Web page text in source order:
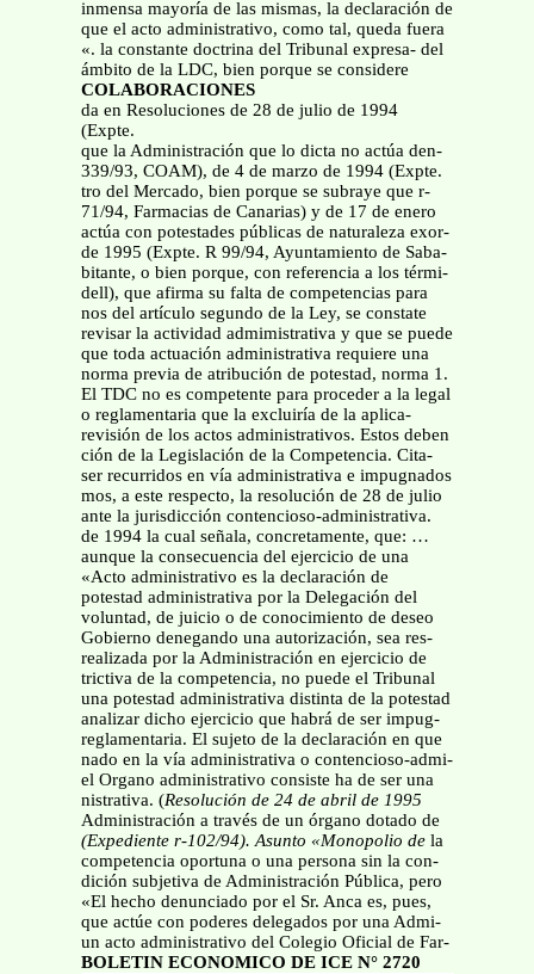
inmensa mayoría de las mismas, la declaración de
que el acto administrativo, como tal, queda fuera
«. la constante doctrina del Tribunal expresa- del
ámbito de la LDC, bien porque se considere
COLABORACIONES
da en Resoluciones de 28 de julio de 1994
(Expte.
que la Administración que lo dicta no actúa den-
339/93, COAM), de 4 de marzo de 1994 (Expte.
tro del Mercado, bien porque se subraye que r-
71/94, Farmacias de Canarias) y de 17 de enero
actúa con potestades públicas de naturaleza exor-
de 1995 (Expte. R 99/94, Ayuntamiento de Saba-
bitante, o bien porque, con referencia a los térmi-
dell), que afirma su falta de competencias para
nos del artículo segundo de la Ley, se constate
revisar la actividad admimistrativa y que se puede
que toda actuación administrativa requiere una
norma previa de atribución de potestad, norma 1.
El TDC no es competente para proceder a la legal
o reglamentaria que la excluiría de la aplica-
revisión de los actos administrativos. Estos deben
ción de la Legislación de la Competencia. Cita-
ser recurridos en vía administrativa e impugnados
mos, a este respecto, la resolución de 28 de julio
ante la jurisdicción contencioso-administrativa.
de 1994 la cual señala, concretamente, que: …
aunque la consecuencia del ejercicio de una
«Acto administrativo es la declaración de
potestad administrativa por la Delegación del
voluntad, de juicio o de conocimiento de deseo
Gobierno denegando una autorización, sea res-
realizada por la Administración en ejercicio de
trictiva de la competencia, no puede el Tribunal
una potestad administrativa distinta de la potestad
analizar dicho ejercicio que habrá de ser impug-
reglamentaria. El sujeto de la declaración en que
nado en la vía administrativa o contencioso-admi-
el Organo administrativo consiste ha de ser una
nistrativa. (Resolución de 24 de abril de 1995
Administración a través de un órgano dotado de
(Expediente r-102/94). Asunto «Monopolio dela
competencia oportuna o una persona sin la con-
dición subjetiva de Administración Pública, pero
«El hecho denunciado por el Sr. Anca es, pues,
que actúe con poderes delegados por una Admi-
un acto administrativo del Colegio Oficial de Far-
BOLETIN ECONOMICO DE ICE N° 2720